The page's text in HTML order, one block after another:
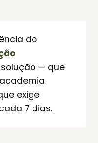
do
solução — que
exige
7 dias.